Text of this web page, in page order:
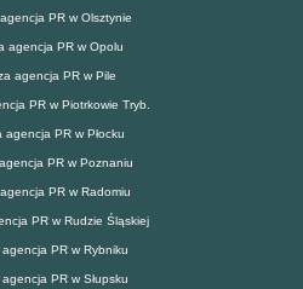
PR w Olsztynie
agencja PR w Opolu
agencja PR w Pile
PR w Piotrkowie Tryb.
agencja PR w Płocku
PR w Poznaniu
PR w Radomiu
PR w Rudzie Śląskiej
PR w Rybniku
PR w Słupsku